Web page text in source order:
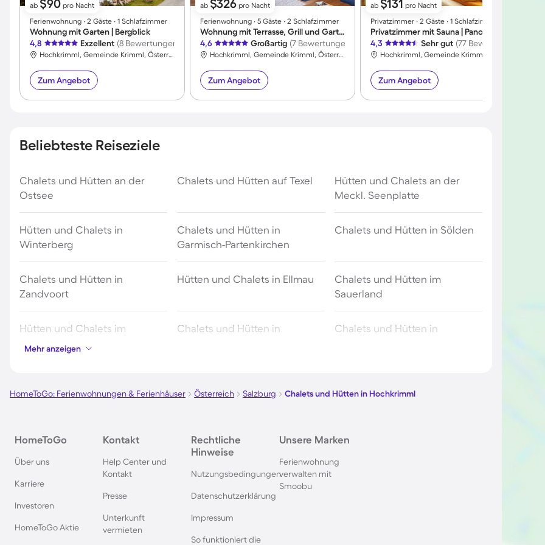
ab $90 pro Nacht
Ferienwohnung ∙ 2 Gäste ∙ 1 Schlafzimmer
Wohnung mit Garten | Bergblick
4,8
Exzellent (8 Bewertungen)
Hochkrimml, Gemeinde Krimml, Österreich
Zum Angebot
ab $326 pro Nacht
Ferienwohnung ∙ 5 Gäste ∙ 2 Schlafzimmer
Wohnung mit Terrasse, Grill und Garten | Panoramablick
4,6
Großartig (7 Bewertungen)
Hochkrimml, Gemeinde Krimml, Österreich
Zum Angebot
ab $131 pro Nacht
Privatzimmer ∙ 2 Gäste ∙ 1 Schlafzimmer
4,3
Sehr gut (77 Bewertungen)
Zum Angebot
Beliebteste Reiseziele
Chalets und Hütten an der
Ostsee
Chalets und Hütten auf Texel
Hütten und Chalets an der
Meckl. Seenplatte
Hütten und Chalets in
Winterberg
Chalets und Hütten in
Garmisch-Partenkirchen
Chalets und Hütten in Sölden
Chalets und Hütten in
Zandvoort
Hütten und Chalets in Ellmau
Chalets und Hütten im
Sauerland
Hütten und Chalets im
Montafon
Chalets und Hütten in
Chalets und Hütten in
See
Kitzbühel
Brandenburg
Chalets und Hütten in Ehrwald Chalets und Hütten in Inzell
Hütten und Chalets in den
Hütten und Chalets im
Thüringer Wald
Mehr anzeigen
HomeToGo: Ferienwohnungen & Ferienhäuser Österreich Salzburg Chalets und Hütten in Hochkrimml
HomeToGo
Über uns
Karriere
Investoren
HomeToGo Aktie
Kontakt
Help Center und
Kontakt
Presse
Unterkunft
vermieten
Rechtliche
Hinweise
Nutzungsbedingungen
Datenschutzerklärung
Impressum
So funktioniert die
Unsere Marken
Ferienwohnung
verwalten mit
Smoobu